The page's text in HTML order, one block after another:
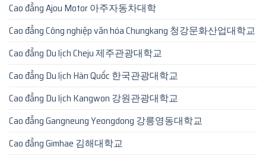
Cao đẳng Ajou Motor 아주자동차대학
Cao đẳng Công nghiệp văn hóa Chungkang 청강문화산업대학교
Cao đẳng Du lịch Cheju 제주관광대학교
Cao đẳng Du lịch Hàn Quốc 한국관광대학교
Cao đẳng Du lịch Kangwon 강원관광대학교
Cao đẳng Gangneung Yeongdong 강릉영동대학교
Cao đẳng Gimhae 김해대학교